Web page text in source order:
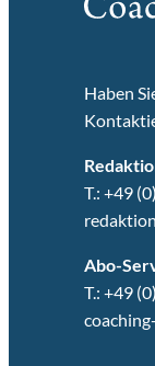
Haben
T.: +49
Abo-
T.: +49